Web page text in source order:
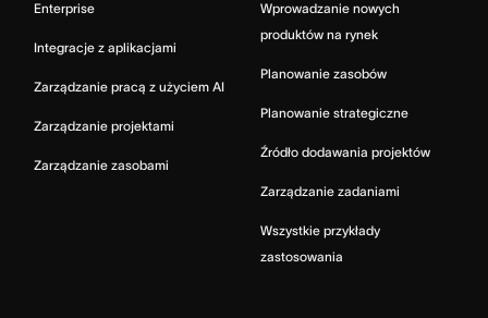
Enterprise
Integracje z aplikacjami
Zarządzanie pracą z użyciem AI
Zarządzanie projektami
Zarządzanie zasobami
Wprowadzanie nowych
produktów na rynek
Planowanie zasobów
Planowanie strategiczne
Źródło dodawania projektów
Zarządzanie zadaniami
Wszystkie przykłady
zastosowania